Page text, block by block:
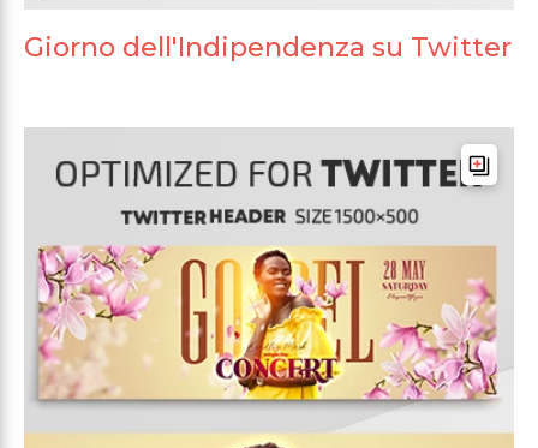
Giorno dell'Indipendenza su Twitter